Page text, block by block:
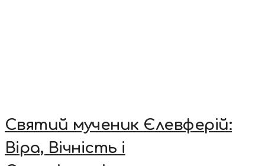
Святий мученик Єлевферій:
Віра, Вічність і